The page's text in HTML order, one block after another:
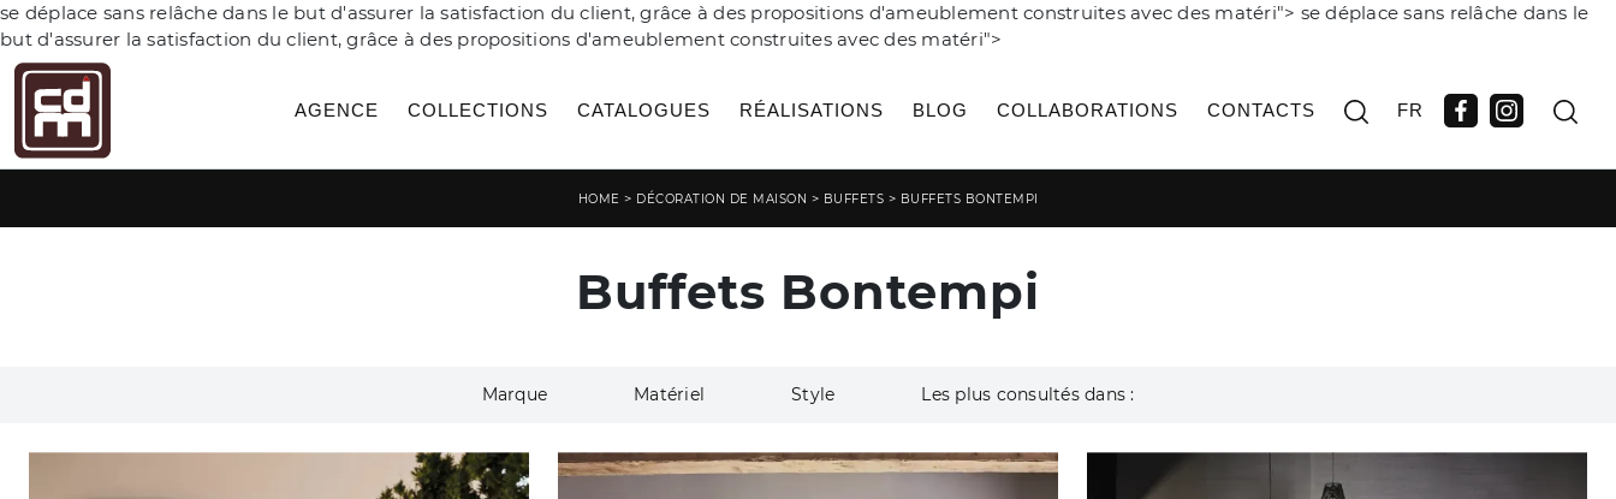
se déplace sans relâche dans le but d'assurer la satisfaction du client, grâce à des propositions d'ameublement construites avec des matéri"> se déplace sans relâche dans le
but d'assurer la satisfaction du client, grâce à des propositions d'ameublement construites avec des matéri">
AGENCE COLLECTIONS CATALOGUES RÉALISATIONS BLOG COLLABORATIONS CONTACTS FR
HOME > DÉCORATION DE MAISON > BUFFETS > BUFFETS BONTEMPI
Buffets Bontempi
Marque Matériel Style Les plus consultés dans :